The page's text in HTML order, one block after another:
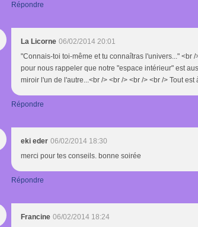
Répondre
La Licorne 06/02/2014 20:01
"Connais-toi toi-même et tu connaîtras l'univers..." <br
pour nous rappeler que notre "espace intérieur" est
miroir l'un de l'autre...<br /> <br /> <br /> <br /> Tout
Répondre
eki eder 06/02/2014 18:30
merci pour tes conseils. bonne soirée
Répondre
Francine 06/02/2014 18:24